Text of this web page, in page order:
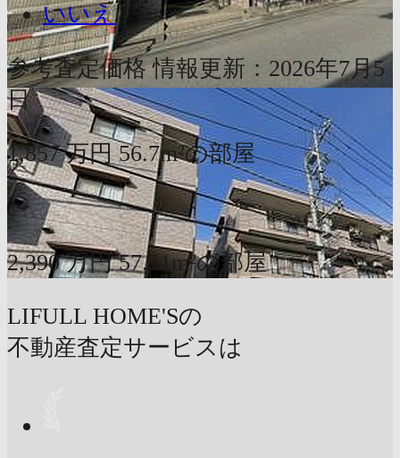
いいえ
参考査定価格 情報更新：2026年7月5
日
1,857 万円 56.7m²の部屋
〜
2,390 万円 57.51m²の部屋
LIFULL HOME'Sの
不動産査定サービスは